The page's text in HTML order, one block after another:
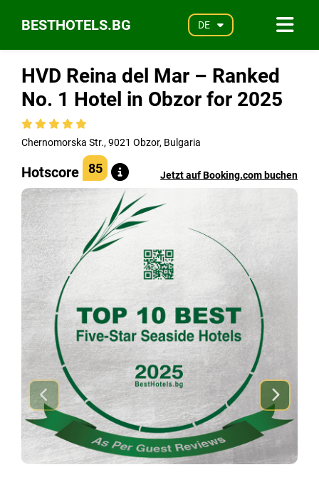
BESTHOTELS.BG DE
HVD Reina del Mar – Ranked
No. 1 Hotel in Obzor for 2025
Chernomorska Str., 9021 Obzor, Bulgaria
Hotscore 85 Jetzt auf Booking.com buchen